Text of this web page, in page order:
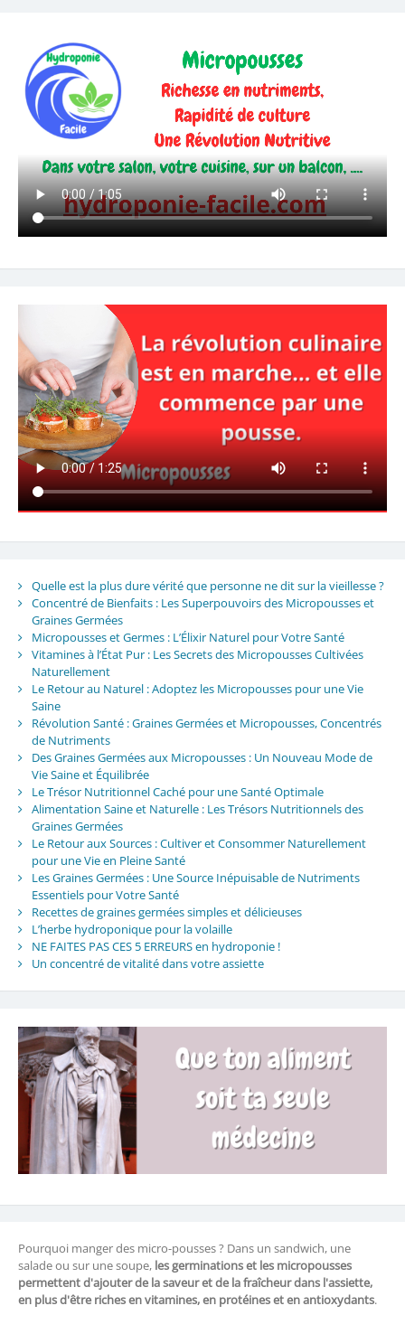
Quelle est la plus dure vérité que personne ne dit sur la vieillesse ?
Concentré de Bienfaits : Les Superpouvoirs des Micropousses et
Graines Germées
Micropousses et Germes : L’Élixir Naturel pour Votre Santé
Vitamines à l’État Pur : Les Secrets des Micropousses Cultivées
Naturellement
Le Retour au Naturel : Adoptez les Micropousses pour une Vie
Saine
Révolution Santé : Graines Germées et Micropousses, Concentrés
de Nutriments
Des Graines Germées aux Micropousses : Un Nouveau Mode de
Vie Saine et Équilibrée
Le Trésor Nutritionnel Caché pour une Santé Optimale
Alimentation Saine et Naturelle : Les Trésors Nutritionnels des
Graines Germées
Le Retour aux Sources : Cultiver et Consommer Naturellement
pour une Vie en Pleine Santé
Les Graines Germées : Une Source Inépuisable de Nutriments
Essentiels pour Votre Santé
Recettes de graines germées simples et délicieuses
L’herbe hydroponique pour la volaille
NE FAITES PAS CES 5 ERREURS en hydroponie !
Un concentré de vitalité dans votre assiette
Pourquoi manger des micro-pousses ? Dans un sandwich, une
salade ou sur une soupe, les germinations et les micropousses
permettent d'ajouter de la saveur et de la fraîcheur dans l'assiette,
en plus d'être riches en vitamines, en protéines et en antioxydants.